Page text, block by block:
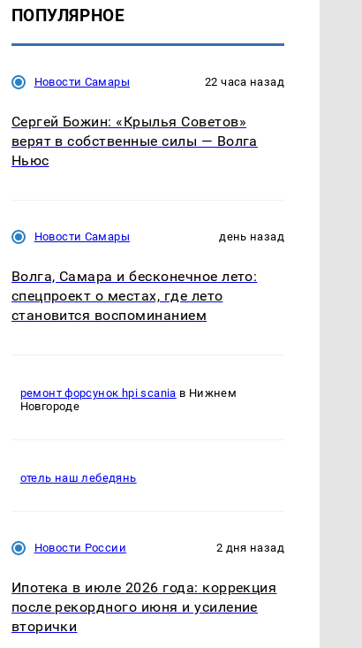
ПОПУЛЯРНОЕ
Новости Самары 22 часа назад
Сергей Божин: «Крылья Советов»
верят в собственные силы — Волга
Ньюс
Новости Самары день назад
Волга, Самара и бесконечное лето:
спецпроект о местах, где лето
становится воспоминанием
ремонт форсунок hpi scania в Нижнем
Новгороде
отель наш лебедянь
Новости России 2 дня назад
Ипотека в июле 2026 года: коррекция
после рекордного июня и усиление
вторички